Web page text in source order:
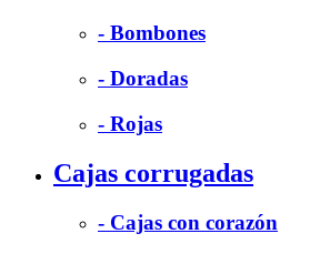
- Bombones
- Doradas
- Rojas
Cajas corrugadas
- Cajas con corazón